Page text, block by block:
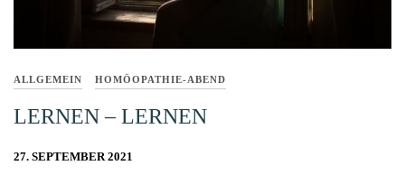
ALLGEMEIN HOMÖOPATHIE-ABEND
LERNEN – LERNEN
27. SEPTEMBER 2021